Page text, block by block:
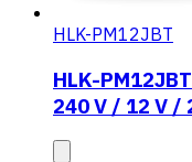
HLK-PM12JBT
HLK-
240 V / 12 V /